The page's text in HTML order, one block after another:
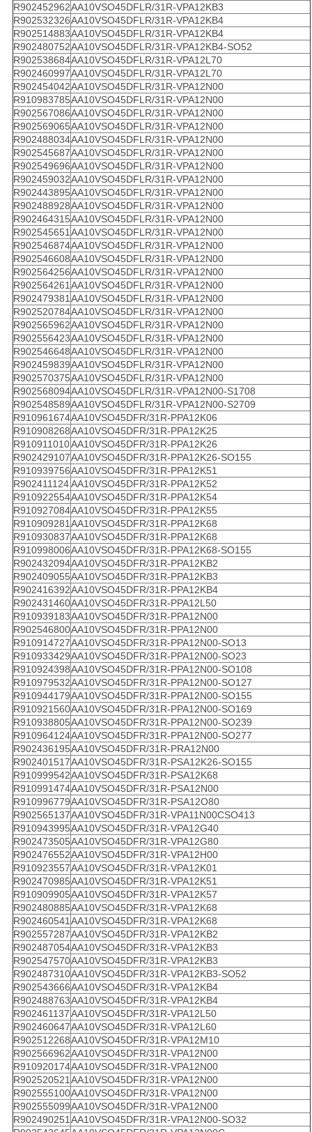
R902452962AA10VSO45DFLR/31R-VPA12KB3
R902532326AA10VSO45DFLR/31R-VPA12KB4
R902514883AA10VSO45DFLR/31R-VPA12KB4
R902480752AA10VSO45DFLR/31R-VPA12KB4-SO52
R902538684AA10VSO45DFLR/31R-VPA12L70
R902460997AA10VSO45DFLR/31R-VPA12L70
R902454042AA10VSO45DFLR/31R-VPA12N00
R910983785AA10VSO45DFLR/31R-VPA12N00
R902567086AA10VSO45DFLR/31R-VPA12N00
R902569065AA10VSO45DFLR/31R-VPA12N00
R902488034AA10VSO45DFLR/31R-VPA12N00
R902545687AA10VSO45DFLR/31R-VPA12N00
R902549696AA10VSO45DFLR/31R-VPA12N00
R902459032AA10VSO45DFLR/31R-VPA12N00
R902443895AA10VSO45DFLR/31R-VPA12N00
R902488928AA10VSO45DFLR/31R-VPA12N00
R902464315AA10VSO45DFLR/31R-VPA12N00
R902545651AA10VSO45DFLR/31R-VPA12N00
R902546874AA10VSO45DFLR/31R-VPA12N00
R902546608AA10VSO45DFLR/31R-VPA12N00
R902564256AA10VSO45DFLR/31R-VPA12N00
R902564261AA10VSO45DFLR/31R-VPA12N00
R902479381AA10VSO45DFLR/31R-VPA12N00
R902520784AA10VSO45DFLR/31R-VPA12N00
R902565962AA10VSO45DFLR/31R-VPA12N00
R902556423AA10VSO45DFLR/31R-VPA12N00
R902546648AA10VSO45DFLR/31R-VPA12N00
R902459839AA10VSO45DFLR/31R-VPA12N00
R902570375AA10VSO45DFLR/31R-VPA12N00
R902568094AA10VSO45DFLR/31R-VPA12N00-S1708
R902548589AA10VSO45DFLR/31R-VPA12N00-S2709
R910961674AA10VSO45DFR/31R-PPA12K06
R910908268AA10VSO45DFR/31R-PPA12K25
R910911010AA10VSO45DFR/31R-PPA12K26
R902429107AA10VSO45DFR/31R-PPA12K26-SO155
R910939756AA10VSO45DFR/31R-PPA12K51
R902411124AA10VSO45DFR/31R-PPA12K52
R910922554AA10VSO45DFR/31R-PPA12K54
R910927084AA10VSO45DFR/31R-PPA12K55
R910909281AA10VSO45DFR/31R-PPA12K68
R910930837AA10VSO45DFR/31R-PPA12K68
R910998006AA10VSO45DFR/31R-PPA12K68-SO155
R902432094AA10VSO45DFR/31R-PPA12KB2
R902409055AA10VSO45DFR/31R-PPA12KB3
R902416392AA10VSO45DFR/31R-PPA12KB4
R902431460AA10VSO45DFR/31R-PPA12L50
R910939183AA10VSO45DFR/31R-PPA12N00
R902546800AA10VSO45DFR/31R-PPA12N00
R910914727AA10VSO45DFR/31R-PPA12N00-SO13
R910933429AA10VSO45DFR/31R-PPA12N00-SO23
R910924398AA10VSO45DFR/31R-PPA12N00-SO108
R910979532AA10VSO45DFR/31R-PPA12N00-SO127
R910944179AA10VSO45DFR/31R-PPA12N00-SO155
R910921560AA10VSO45DFR/31R-PPA12N00-SO169
R910938805AA10VSO45DFR/31R-PPA12N00-SO239
R910964124AA10VSO45DFR/31R-PPA12N00-SO277
R902436195AA10VSO45DFR/31R-PRA12N00
R902401517AA10VSO45DFR/31R-PSA12K26-SO155
R910999542AA10VSO45DFR/31R-PSA12K68
R910991474AA10VSO45DFR/31R-PSA12N00
R910996779AA10VSO45DFR/31R-PSA12O80
R902565137AA10VSO45DFR/31R-VPA11N00CSO413
R910943995AA10VSO45DFR/31R-VPA12G40
R902473505AA10VSO45DFR/31R-VPA12G80
R902476552AA10VSO45DFR/31R-VPA12H00
R910923557AA10VSO45DFR/31R-VPA12K01
R902470985AA10VSO45DFR/31R-VPA12K51
R910909905AA10VSO45DFR/31R-VPA12K57
R902480885AA10VSO45DFR/31R-VPA12K68
R902460541AA10VSO45DFR/31R-VPA12K68
R902557287AA10VSO45DFR/31R-VPA12KB2
R902487054AA10VSO45DFR/31R-VPA12KB3
R902547570AA10VSO45DFR/31R-VPA12KB3
R902487310AA10VSO45DFR/31R-VPA12KB3-SO52
R902543666AA10VSO45DFR/31R-VPA12KB4
R902488763AA10VSO45DFR/31R-VPA12KB4
R902461137AA10VSO45DFR/31R-VPA12L50
R902460647AA10VSO45DFR/31R-VPA12L60
R902512268AA10VSO45DFR/31R-VPA12M10
R902566962AA10VSO45DFR/31R-VPA12N00
R910920174AA10VSO45DFR/31R-VPA12N00
R902520521AA10VSO45DFR/31R-VPA12N00
R902555100AA10VSO45DFR/31R-VPA12N00
R902555099AA10VSO45DFR/31R-VPA12N00
R902490251AA10VSO45DFR/31R-VPA12N00-SO32